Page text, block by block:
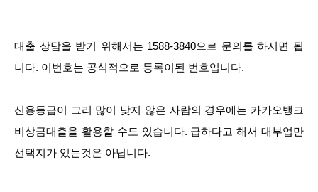
대출 상담을 받기 위해서는 1588-3840으로 문의를 하시면 됩
니다. 이번호는 공식적으로 등록이된 번호입니다.
신용등급이 그리 많이 낮지 않은 사람의 경우에는 카카오뱅크
비상금대출을 활용할 수도 있습니다. 급하다고 해서 대부업만
선택지가 있는것은 아닙니다.